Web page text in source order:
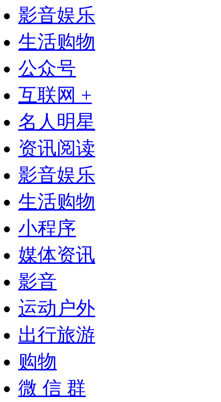
影音娱乐
生活购物
公众号
互联网 +
名人明星
资讯阅读
影音娱乐
生活购物
小程序
媒体资讯
影音
运动户外
出行旅游
购物
微 信 群